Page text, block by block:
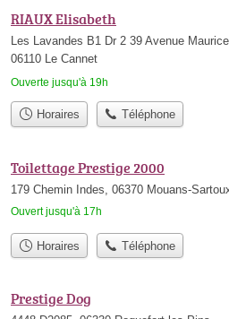
RIAUX Elisabeth
Les Lavandes B1 Dr 2 39 Avenue
06110 Le Cannet
Ouverte jusqu'à 19h
Horaires Téléphone
Toilettage Prestige 2000
179 Chemin Indes, 06370 Mouans-
Ouvert jusqu'à 17h
Horaires Téléphone
Prestige Dog